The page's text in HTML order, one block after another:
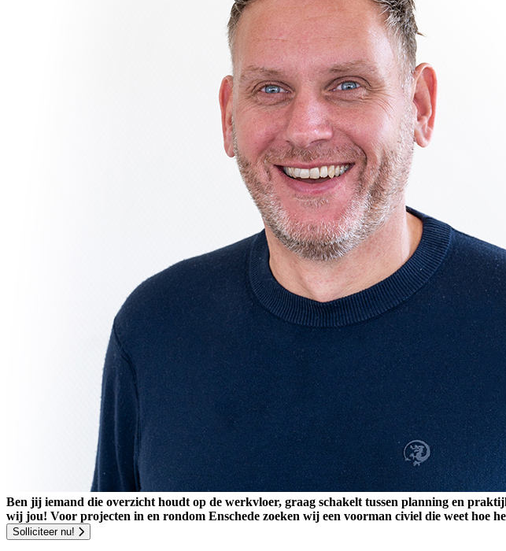
Ben jij iemand die overzicht houdt op de werkvloer, graag schakelt tussen planning en
wij jou! Voor projecten in en rondom Enschede zoeken wij een voorman civiel die weet hoe
Solliciteer nu!